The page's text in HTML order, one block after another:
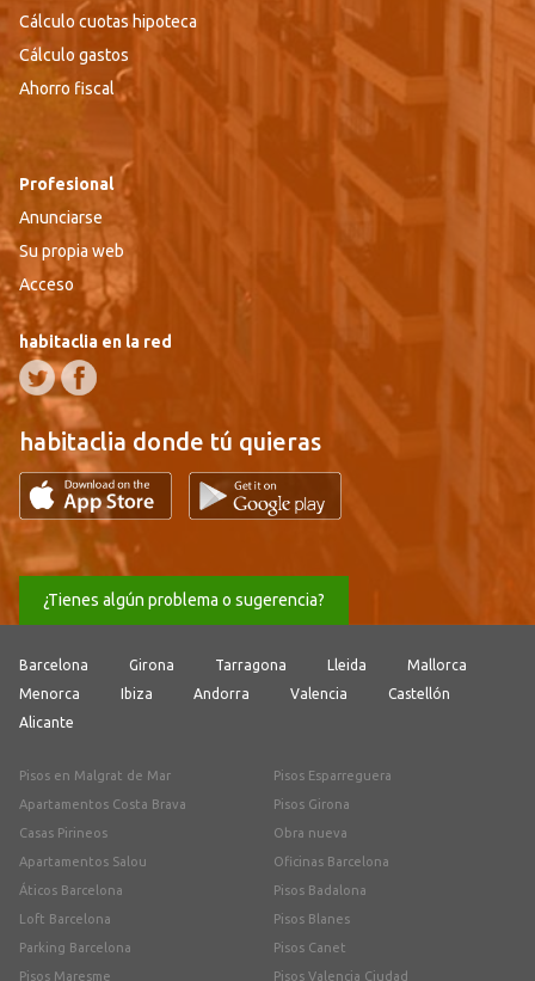
Cálculo cuotas hipoteca
Cálculo gastos
Ahorro fiscal
Profesional
Anunciarse
Su propia web
Acceso
habitaclia en la red
habitaclia donde tú quieras
¿Tienes algún problema o sugerencia?
Barcelona Girona Tarragona Lleida
Mallorca
Menorca
Ibiza Andorra Valencia
Castellón
Alicante
Pisos en Malgrat de Mar
Apartamentos Costa Brava
Casas Pirineos
Apartamentos Salou
Áticos Barcelona
Loft Barcelona
Parking Barcelona
Pisos Maresme
Pisos Esparreguera
Pisos Girona
Obra nueva
Oficinas Barcelona
Pisos Badalona
Pisos Blanes
Pisos Canet
Pisos Valencia Ciudad